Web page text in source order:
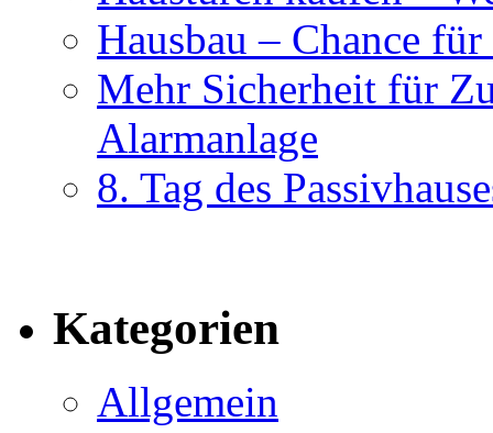
Hausbau – Chance
Mehr Sicherheit für
Alarmanlage
8. Tag des
Kategorien
Allgemein